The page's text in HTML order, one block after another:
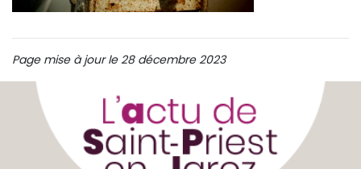
Page mise à jour le 28 décembre 2023